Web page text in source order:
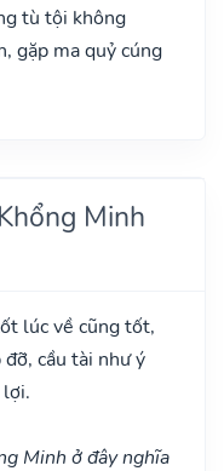
tù tội không
gặp ma quỷ cúng
Minh
lúc về cũng tốt,
cầu tài như ý
Minh ở đây nghĩa